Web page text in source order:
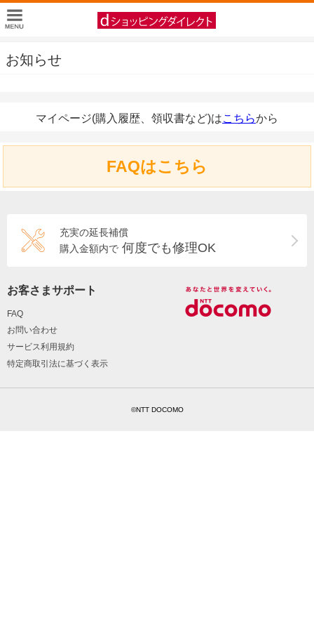
お知らせ
マイページ(購入履歴、領収書など)はこちらから
FAQはこちら
充実の延長補償
購入金額内で 何度でも修理OK
お客さまサポート
FAQ
お問い合わせ
サービス利用規約
特定商取引法に基づく表示
©NTT DOCOMO